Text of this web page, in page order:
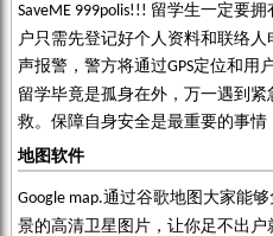
SaveME 999polis!!! 留学生一定要拥
户只需先登记好个人资料和联络
声报警，警方将通过GPS定位和用
留学毕竟是孤身在外，万一遇到
救。保障自身安全是最重要的事情
地图软件
Google map.通过谷歌地图 大家能够
景的高清卫星图片，让你足不出